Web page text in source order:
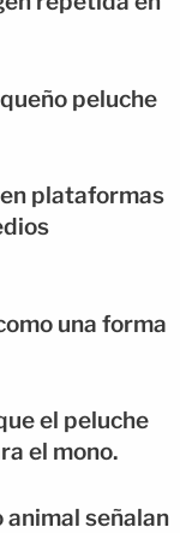
peluche
plataformas
una forma
el peluche
el mono.
señalan